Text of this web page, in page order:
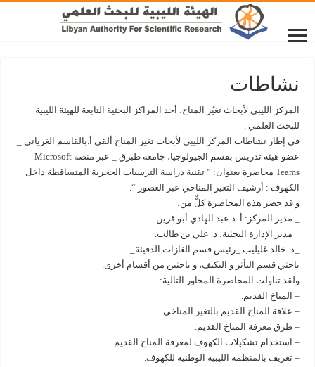
نشاطات
المركز الليبي لأبحاث تغيّر المناخ، أحد المراكز البحثية التابعة للهيئة الليبية
للبحث العلمي .
في إطار نشاطات المركز الليبي لأبحاث تغير المناخ ألقى أ.بالقاسم الغرياني _
عضو هيئة تدريس بقسم الجيولوجيا، جامعة طبرق _ عبر منصة Microsoft
Teams محاضرة بعنوان: ” تقنية دراسة الترسبات الحجرية المتساقطة داخل
الكهوف : أرشيف التغير المناخي عبر العصور “.
و قد حضر هذه المحاضرة كلٌّ من:
_ مدير المركز: أ .د عبد الهادي أبو قرين.
_ مدير الإدارة البحثية: د. علي بن طالب.
_د. خالد غليليب _رئيس قسم الغازات الدفيئة_.
باحثي قسم التأثر و التكيف، و باحثين من أقسام أخرى.
ولقد تناولت المحاضرة المحاور التالية:
– المناخ القديم.
– علاقة المناخ القديم بالتغير المناخي.
– طرق معرفة المناخ القديم.
– استخدام تشكيلات الكهوف لمعرفة المناخ القديم.
– تعريف بالمنظمة الليبية الوطنية للكهوف.